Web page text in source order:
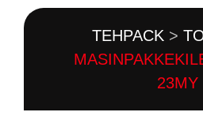
TEHPACK >
23MY